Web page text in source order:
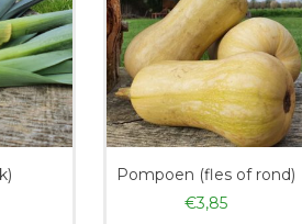
Pompoen (fles of rond)
€3,85